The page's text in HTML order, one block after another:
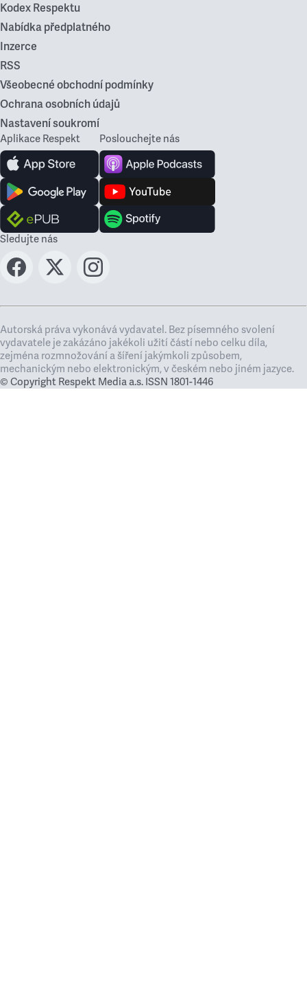
Kodex Respektu
Nabídka předplatného
Inzerce
RSS
Všeobecné obchodní podmínky
Ochrana osobních údajů
Nastavení soukromí
Aplikace Respekt Poslouchejte nás
Sledujte nás
Autorská práva vykonává vydavatel. Bez písemného svolení
vydavatele je zakázáno jakékoli užití částí nebo celku díla,
zejména rozmnožování a šíření jakýmkoli způsobem,
mechanickým nebo elektronickým, v českém nebo jiném jazyce.
© Copyright Respekt Media a.s. ISSN 1801-1446